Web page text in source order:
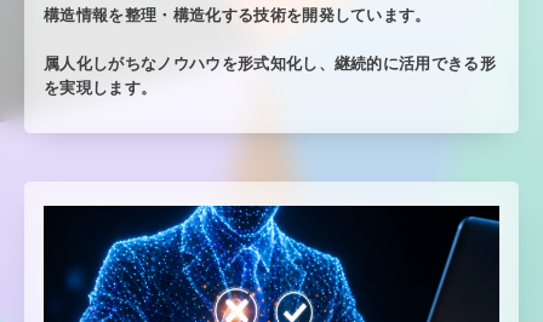
構造情報を整理・構造化する技術を開発しています。
属人化しがちなノウハウを形式知化し、継続的に活用できる形
を実現します。